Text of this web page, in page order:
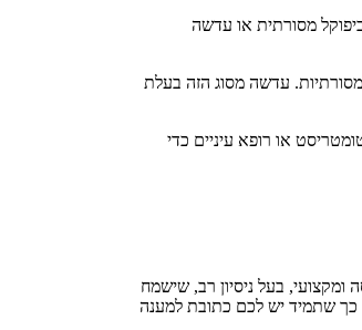
מסורתית או עדשה
עדשה מסוג הזה בעלת
או רופא עיניים כדי
ומקצועי, בעל ניסיון רב, שישמח
כך שתמיד יש לכם כתובת למענה